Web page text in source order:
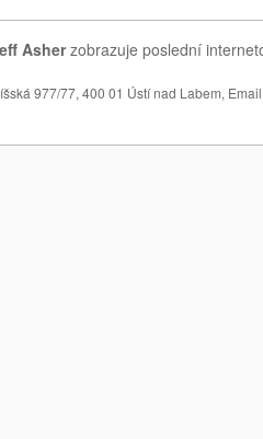
Asherzobrazuje poslední
977/77, 400 01 Ústí nad Labem,